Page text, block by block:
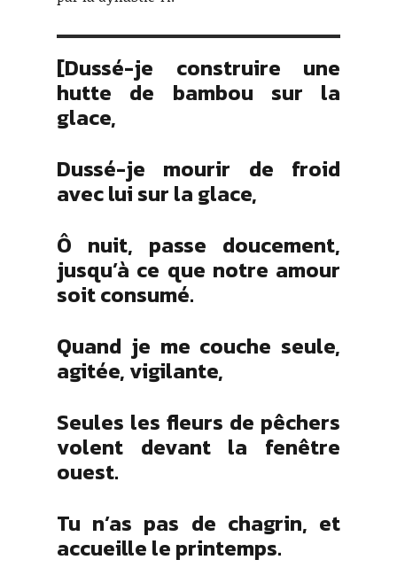
[Dussé-je construire une
hutte de bambou sur la
glace,
Dussé-je mourir de froid
avec lui sur la glace,
Ô nuit, passe doucement,
jusqu’à ce que notre amour
soit consumé.
Quand je me couche seule,
agitée, vigilante,
Seules les fleurs de pêchers
volent devant la fenêtre
ouest.
Tu n’as pas de chagrin, et
accueille le printemps.